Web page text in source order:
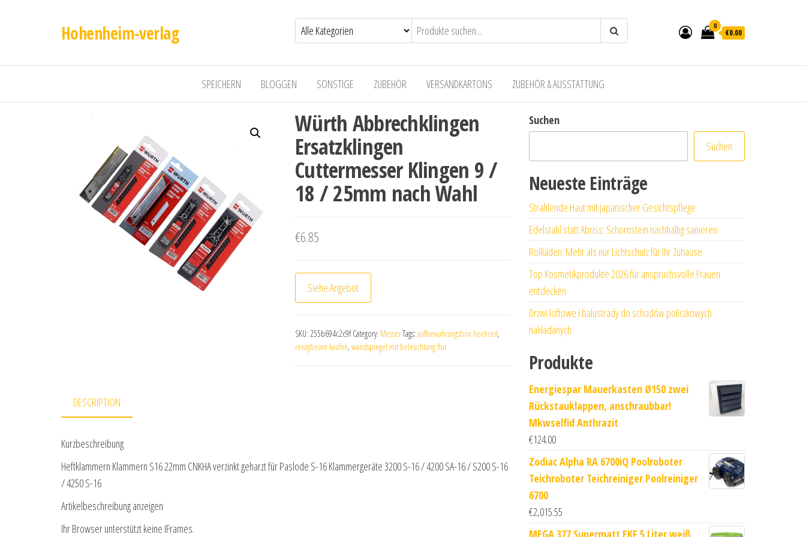
Hohenheim-verlag 0
€0.00
SPEICHERN BLOGGEN SONSTIGE ZUBEHÖR VERSANDKARTONS ZUBEHÖR & AUSSTATTUNG
Würth Abbrechklingen
Ersatzklingen
Cuttermesser Klingen 9 /
18 / 25mm nach Wahl
€6.85
Siehe Angebot
SKU: 255b694c2c9f Category: MesserTags: aufbewahrungsbox hochzeit,
reisigbesen kaufen, wandspiegel mit beleuchtung flur
DESCRIPTION
Kurzbeschreibung
Heftklammern Klammern S16 22mm CNKHA verzinkt geharzt für Paslode S-16 Klammergeräte 3200 S-16 / 4200 SA-16 / S200 S-16
/ 4250 S-16
Artikelbeschreibung anzeigen
Ihr Browser unterstützt keine IFrames.
Suchen
Suchen
Neueste Einträge
Strahlende Haut mit japanischer Gesichtspflege
Edelstahl statt Abriss: Schornstein nachhaltig sanieren
Rollläden: Mehr als nur Lichtschutz für Ihr Zuhause
Top Kosmetikprodukte 2026 für anspruchsvolle Frauen
entdecken
Drzwi loftowe i balustrady do schodów policzkowych
nakładanych
Produkte
Energiespar Mauerkasten Ø150 zwei
Rückstauklappen, anschraubbar!
Mkwselfid Anthrazit
€124.00
Zodiac Alpha RA 6700iQ Poolroboter
Teichroboter Teichreiniger Poolreiniger
6700
€2,015.55
MEGA 377 Supermatt EKF 5 Liter weiß